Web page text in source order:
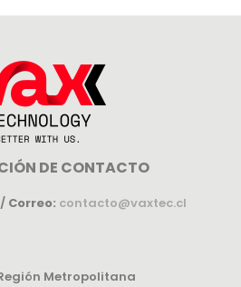
DE CONTACTO
/ Correo: contacto@vaxtec.cl
Metropolitana